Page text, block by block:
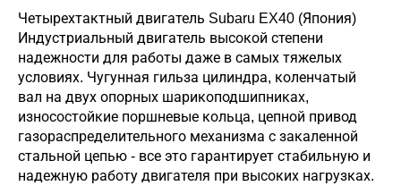
Четырехтактный двигатель Subaru EX40 (Япония)
Индустриальный двигатель высокой степени
надежности для работы даже в самых тяжелых
условиях. Чугунная гильза цилиндра, коленчатый
вал на двух опорных шарикоподшипниках,
износостойкие поршневые кольца, цепной привод
газораспределительного механизма с закаленной
стальной цепью - все это гарантирует стабильную и
надежную работу двигателя при высоких нагрузках.